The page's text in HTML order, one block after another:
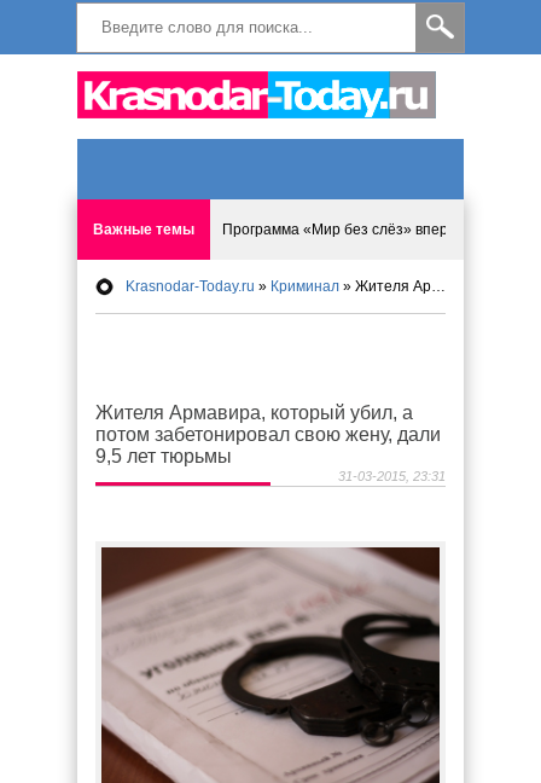
Важные темы Программа «Мир без слёз» впервые в
Исмагил Шангареев: Отзывы и напутствия
В Краснодаре отменяют «СНИЛС», что будет
Результаты приватизации предложили
Krasnodar-Today.ru » Криминал » Жителя Армавира, который убил, а потом забетонировал свою жену, дали 9,5 лет тюрьмы
Жителя Армавира, который убил, а
потом забетонировал свою жену, дали
9,5 лет тюрьмы
31-03-2015, 23:31